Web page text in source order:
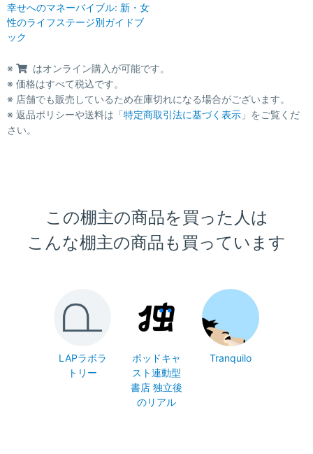
幸せへのマネーバイブル: 新・女
性のライフステージ別ガイドブ
ック
※
はオンライン購入が可能です。
※ 価格はすべて税込です。
※ 店舗でも販売しているため在庫切れになる場合がございます。
※ 返品ポリシーや送料は「特定商取引法に基づく表示 」をご覧くだ
さい。
この棚主の商品を買った人は
こんな棚主の商品も買っています
LAPラボラ
トリー
ポッドキャ
スト連動型
書店 独立後
のリアル
Tranquilo